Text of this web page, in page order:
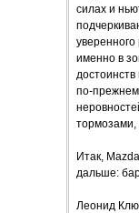
силах и
именно в
по-
тормозами,
Итак,
дальше:
Леонид